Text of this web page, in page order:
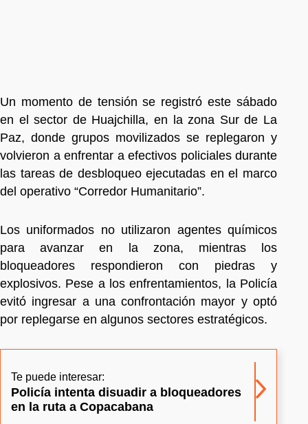
Un momento de tensión se registró este sábado
en el sector de Huajchilla, en la zona Sur de La
Paz, donde grupos movilizados se replegaron y
volvieron a enfrentar a efectivos policiales durante
las tareas de desbloqueo ejecutadas en el marco
del operativo “Corredor Humanitario”.
Los uniformados no utilizaron agentes químicos
para avanzar en la zona, mientras los
bloqueadores respondieron con piedras y
explosivos. Pese a los enfrentamientos, la Policía
evitó ingresar a una confrontación mayor y optó
por replegarse en algunos sectores estratégicos.
Te puede interesar:
Policía intenta disuadir a bloqueadores
en la ruta a Copacabana